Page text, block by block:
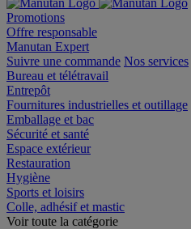
Promotions
Offre responsable
Manutan Expert
Suivre une commande Nos services
Bureau et télétravail
Entrepôt
Fournitures industrielles et outillage
Emballage et bac
Sécurité et santé
Espace extérieur
Restauration
Hygiène
Sports et loisirs
Colle, adhésif et mastic
Voir toute la catégorie